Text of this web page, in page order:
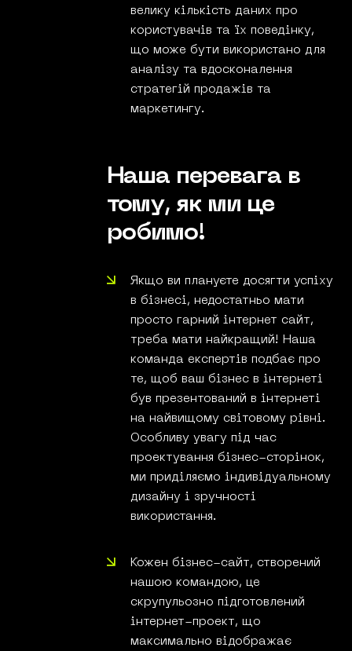
велику кількість даних про
користувачів та їх поведінку,
що може бути використано для
аналізу та вдосконалення
стратегій продажів та
маркетингу.
Наша перевага в
тому, якми це
робимо!
Якщо ви плануєте досягти успіху
в бізнесі, недостатньо мати
просто гарний інтернет сайт,
треба мати найкращий! Наша
команда експертів подбає про
те, щоб ваш бізнес в інтернеті
був презентований в інтернеті
на найвищому світовому рівні.
Особливу увагу під час
проектування бізнес-сторінок,
ми приділяємо індивідуальному
дизайну і зручності
використання.
Кожен бізнес-сайт, створений
нашою командою, це
скрупульозно підготовлений
інтернет-проект, що
максимально відображає